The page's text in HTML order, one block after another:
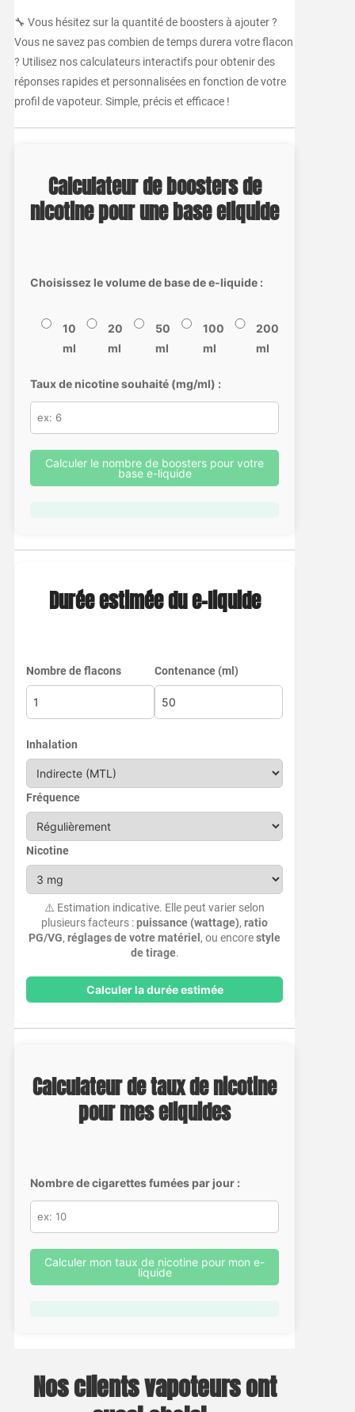
🔧 Vous hésitez sur la quantité de boosters à ajouter ?
Vous ne savez pas combien de temps durera votre flacon
? Utilisez nos calculateurs interactifs pour obtenir des
réponses rapides et personnalisées en fonction de votre
profil de vapoteur. Simple, précis et efficace !
Calculateur de boosters de
nicotine pour une base eliquide
Choisissez le volume de base de e-liquide :
10
ml
20
ml
50
ml
100
ml
200
ml
Taux de nicotine souhaité (mg/ml) :
Calculer le nombre de boosters pour votre
base e-liquide
Durée estimée du e-liquide
Nombre de flacons Contenance (ml)
Inhalation
Fréquence
Nicotine
⚠️ Estimation indicative. Elle peut varier selon
plusieurs facteurs :puissance (wattage),ratio
PG/VG,réglages de votre matériel , ou encorestyle
de tirage.
Calculer la durée estimée
Calculateur de taux de nicotine
pour mes eliquides
Nombre de cigarettes fumées par jour :
Calculer mon taux de nicotine pour mon e-
liquide
Nos clients vapoteurs ont